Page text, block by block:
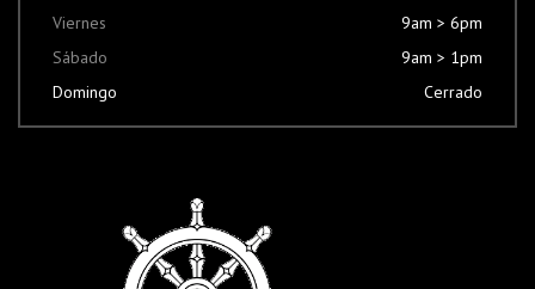
Viernes
9am > 6pm
Sábado
9am > 1pm
Domingo
Cerrado